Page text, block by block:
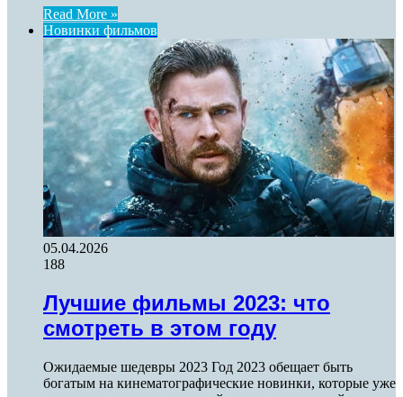
Read More »
Новинки фильмов
05.04.2026
188
Лучшие фильмы 2023: что
смотреть в этом году
Ожидаемые шедевры 2023 Год 2023 обещает быть
богатым на кинематографические новинки, которые уже